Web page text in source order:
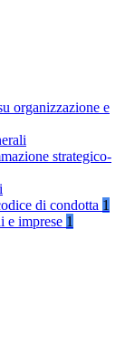
organizzazione e
strategico-
di condotta 1
e imprese 1